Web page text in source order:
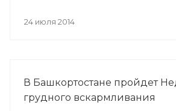
24 июля 2014
В Башкортостане пройдет
грудного вскармливания